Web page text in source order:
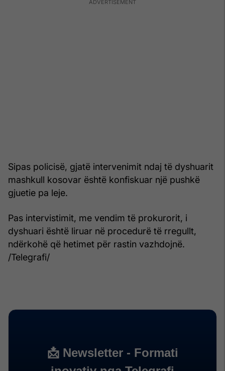
Sipas policisë, gjatë intervenimit ndaj të dyshuarit
mashkull kosovar është konfiskuar një pushkë
gjuetie pa leje.
Pas intervistimit, me vendim të prokurorit, i
dyshuari është liruar në procedurë të rregullt,
ndërkohë që hetimet për rastin vazhdojnë.
/Telegrafi/